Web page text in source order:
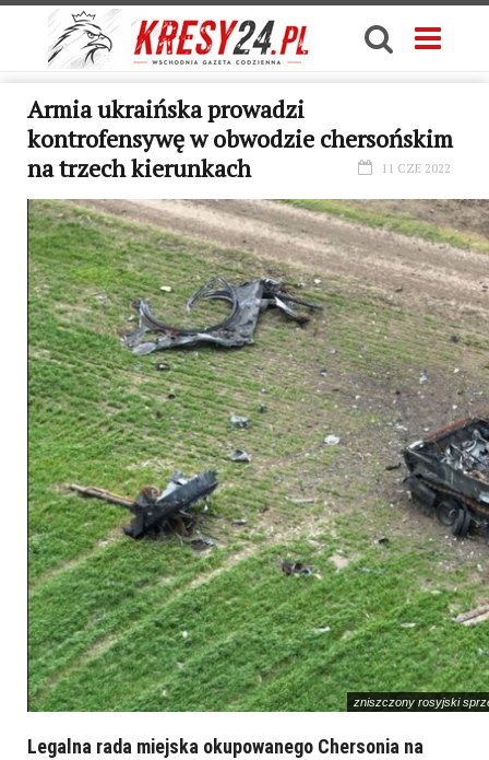
Armia ukraińska prowadzi
kontrofensywę w obwodzie chersońskim
na trzech kierunkach
11 CZE 2022
zniszczony rosyjski
Legalna rada miejska okupowanego Chersonia na